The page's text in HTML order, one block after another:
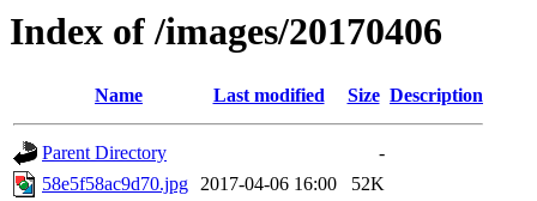
Index of /images/20170406
Name Last modified Size Description
Parent Directory
-
58e5f58ac9d70.jpg 2017-04-06 16:00
52K